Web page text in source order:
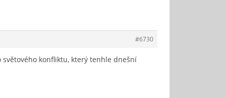
#6730
konfliktu, který tenhle dnešní